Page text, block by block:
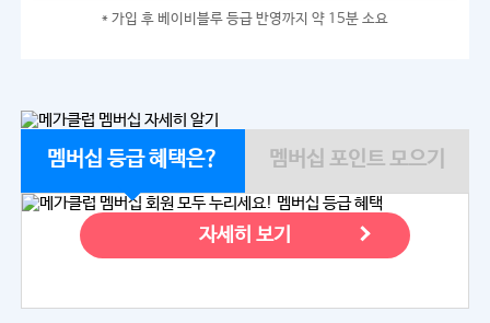
* 가입 후 베이비블루 등급 반영까지 약 15분 소요
멤버십 등급 혜택은? 멤버십 포인트 모으기
자세히 보기